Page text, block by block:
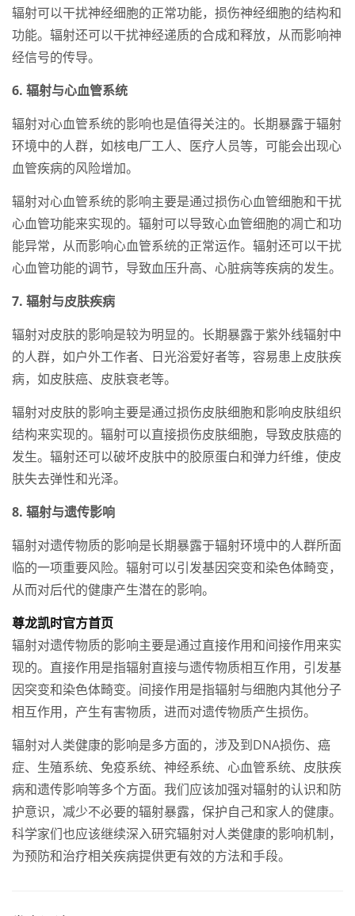
辐射可以干扰神经细胞的正常功能，损伤神经细胞的结构和
功能。辐射还可以干扰神经递质的合成和释放，从而影响神
经信号的传导。
6. 辐射与心血管系统
辐射对心血管系统的影响也是值得关注的。长期暴露于辐射
环境中的人群，如核电厂工人、医疗人员等，可能会出现心
血管疾病的风险增加。
辐射对心血管系统的影响主要是通过损伤心血管细胞和干扰
心血管功能来实现的。辐射可以导致心血管细胞的凋亡和功
能异常，从而影响心血管系统的正常运作。辐射还可以干扰
心血管功能的调节，导致血压升高、心脏病等疾病的发生。
7. 辐射与皮肤疾病
辐射对皮肤的影响是较为明显的。长期暴露于紫外线辐射中
的人群，如户外工作者、日光浴爱好者等，容易患上皮肤疾
病，如皮肤癌、皮肤衰老等。
辐射对皮肤的影响主要是通过损伤皮肤细胞和影响皮肤组织
结构来实现的。辐射可以直接损伤皮肤细胞，导致皮肤癌的
发生。辐射还可以破坏皮肤中的胶原蛋白和弹力纤维，使皮
肤失去弹性和光泽。
8. 辐射与遗传影响
辐射对遗传物质的影响是长期暴露于辐射环境中的人群所面
临的一项重要风险。辐射可以引发基因突变和染色体畸变，
从而对后代的健康产生潜在的影响。
尊龙凯时官方首页
辐射对遗传物质的影响主要是通过直接作用和间接作用来实
现的。直接作用是指辐射直接与遗传物质相互作用，引发基
因突变和染色体畸变。间接作用是指辐射与细胞内其他分子
相互作用，产生有害物质，进而对遗传物质产生损伤。
辐射对人类健康的影响是多方面的，涉及到DNA损伤、癌
症、生殖系统、免疫系统、神经系统、心血管系统、皮肤疾
病和遗传影响等多个方面。我们应该加强对辐射的认识和防
护意识，减少不必要的辐射暴露，保护自己和家人的健康。
科学家们也应该继续深入研究辐射对人类健康的影响机制，
为预防和治疗相关疾病提供更有效的方法和手段。